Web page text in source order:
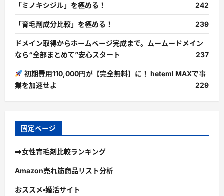
「ミノキシジル」を極める！ 242
「育毛剤成分比較」を極める！ 239
ドメイン取得からホームページ完成まで。ムームードメイン
なら“全部まとめて”安心スタート
237
初期費用110,000円が【完全無料】に！ heteml MAXで事
業を加速せよ
229
固定ページ
➡女性育毛剤比較ランキング
Amazon売れ筋商品リスト分析
おススメ・婚活サイト